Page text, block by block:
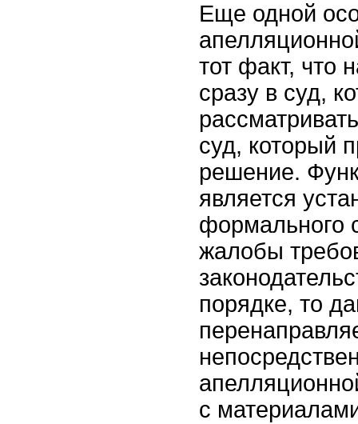
Еще одной
тот факт, что
сразу в суд,
суд, который
решение.
является
формального
жалобы
порядке, то
с